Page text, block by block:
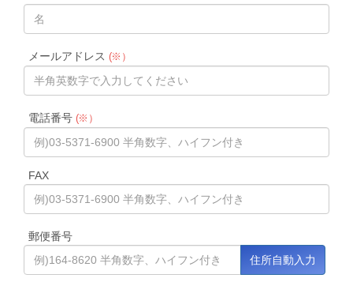
メールアドレス (※）
電話番号(※）
FAX
郵便番号